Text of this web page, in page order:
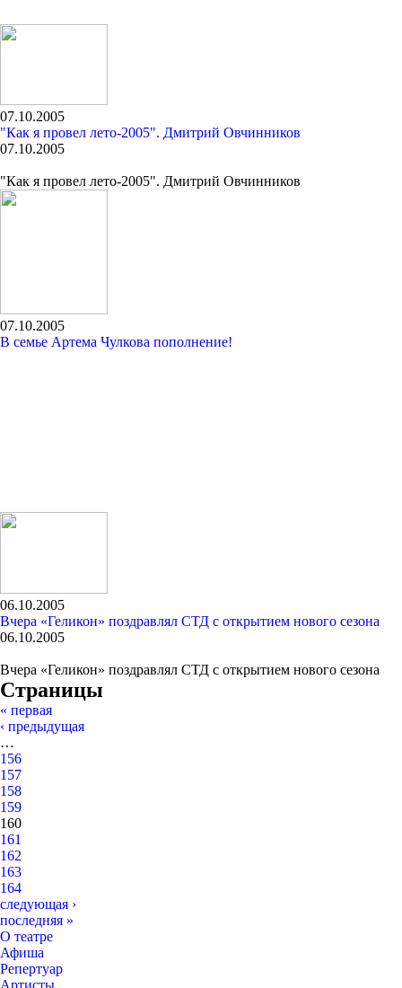
07.10.2005
"Как я провел лето-2005". Дмитрий Овчинников
07.10.2005
"Как я провел лето-2005". Дмитрий Овчинников
07.10.2005
В семье Артема Чулкова пополнение!
06.10.2005
Вчера «Геликон» поздравлял СТД с открытием нового сезона
06.10.2005
Вчера «Геликон» поздравлял СТД с открытием нового сезона
Страницы
« первая
‹ предыдущая
…
156
157
158
159
160
161
162
163
164
следующая ›
последняя »
О театре
Афиша
Репертуар
Артисты